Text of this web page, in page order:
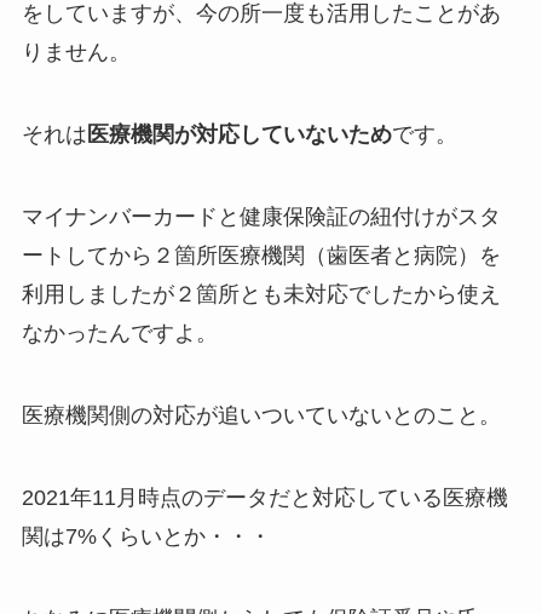
をしていますが、今の所一度も活用したことがあ
りません。
それは 医療機関が対応していないためです。
マイナンバーカードと健康保険証の紐付けがスタ
ートしてから２箇所医療機関（歯医者と病院）を
利用しましたが２箇所とも未対応でしたから使え
なかったんですよ。
医療機関側の対応が追いついていないとのこと。
2021年11月時点のデータだと対応している医療機
関は7%くらいとか・・・